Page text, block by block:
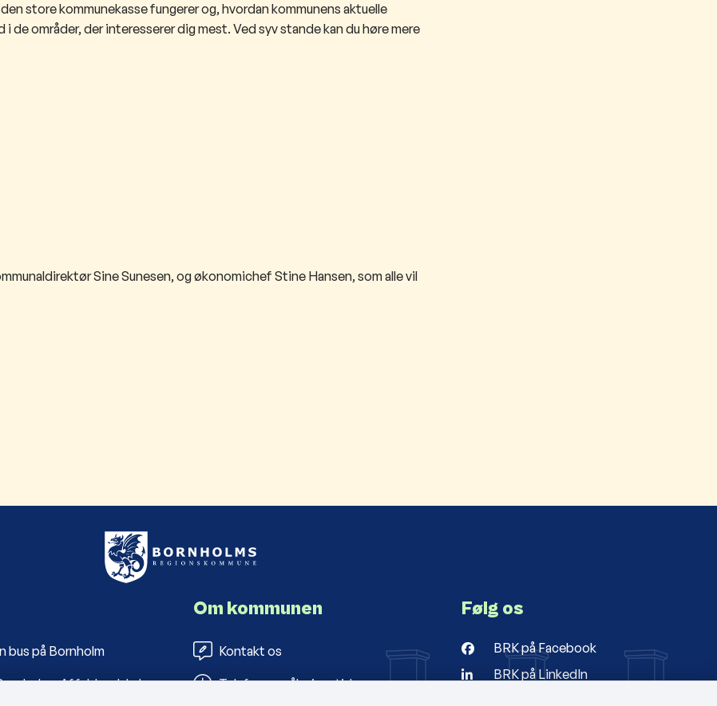
store kommunekasse fungerer og, hvordan kommunens aktuelle
områder, der interesserer dig mest. Ved syv stande kan du høre mere
Sine Sunesen, og økonomichef Stine Hansen, som alle vil
bus på Bornholm
Affaldsselskab
Om kommunen
Kontakt os
Telefon- og åbningstider
Følg os
BRK på Facebook
BRK på LinkedIn